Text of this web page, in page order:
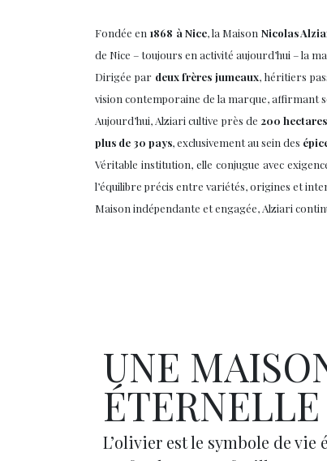
Fondée en 1868 à Nice, la Maison Nicolas
de Nice – toujours en activité aujourd’hui – la
Dirigée par deux frères jumeaux, héritiers
vision contemporaine de la marque, affirmant
Aujourd’hui, Alziari cultive près de 200
plus de 30 pays, exclusivement au sein des
Véritable institution, elle conjugue avec
l’équilibre précis entre variétés, origines et
Maison indépendante et engagée, Alziari
UNE
ÉTERNELLE
L’olivier est le symbole de vie